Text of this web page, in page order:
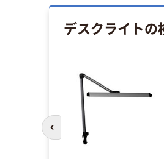
デスクライトの
前のスライドへ